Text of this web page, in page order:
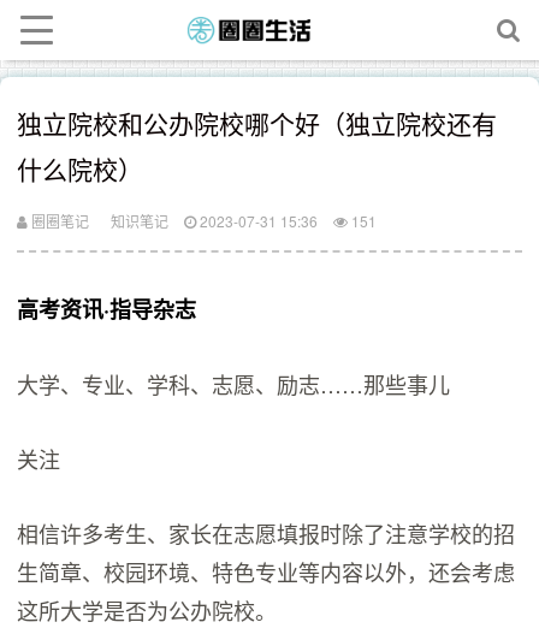
独立院校和公办院校哪个好（独立院校还有
什么院校）
圈圈笔记 知识笔记 2023-07-31 15:36 151
高考资讯·指导杂志
大学、专业、学科、志愿、励志……那些事儿
关注
相信许多考生、家长在志愿填报时除了注意学校的招
生简章、校园环境、特色专业等内容以外，还会考虑
这所大学是否为公办院校。